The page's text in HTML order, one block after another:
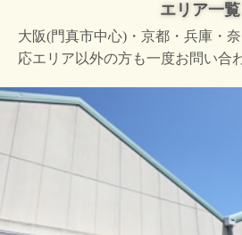
エリア一覧
大阪(門真市中心)・京都・兵庫・
応エリア以外の方も一度お問い合